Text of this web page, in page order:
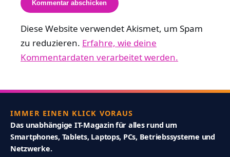
Diese Website verwendet Akismet, um Spam
zu reduzieren. Erfahre, wie deine
Kommentardaten verarbeitet werden.
IMMER EINEN KLICK VORAUS
Das unabhängige IT-Magazin für alles rund um
Smartphones, Tablets, Laptops, PCs, Betriebssysteme und
Netzwerke.